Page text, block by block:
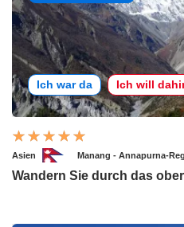
Ich war da Ich will
Asien Manang - Annapurna-
Wandern Sie durch das